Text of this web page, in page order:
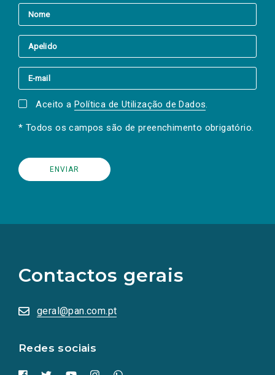
Aceito a Política de Utilização de Dados.
* Todos os campos são de preenchimento obrigatório.
Contactos gerais
geral@pan.com.pt
Redes sociais
redes
sociais
numa
nova